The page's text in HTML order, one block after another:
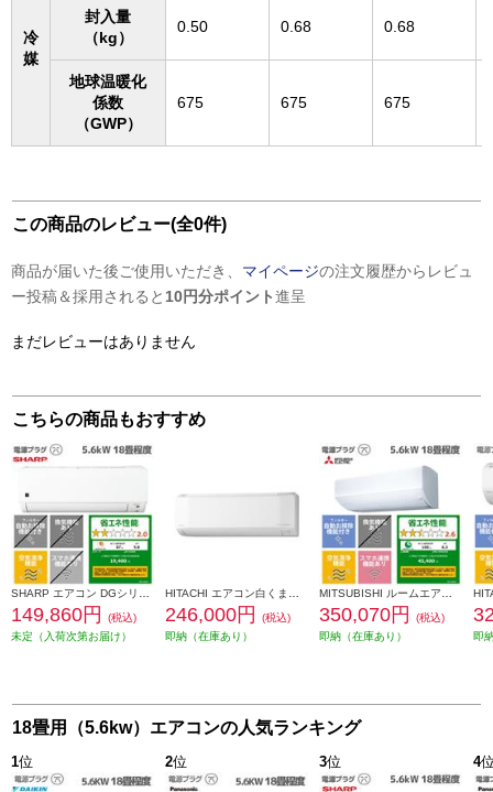
冷
媒
封入量
（kg）
0.50 0.68 0.68
地球温暖化
係数
（GWP）
675 675 675
この商品のレビュー(全0件)
商品が届いた後ご使用いただき、 マイページの注文履歴からレビュ
ー投稿＆採用されると 10円分ポイント進呈
まだレビューはありません
こちらの商品もおすすめ
149,860円
(税込)
未定（入荷次第お届け）
246,000円
(税込)
即納（在庫あり）
350,070円
(税込)
即納（在庫あり）
即
18畳用（5.6kw）エアコンの人気ランキング
1位 2位 3位 4